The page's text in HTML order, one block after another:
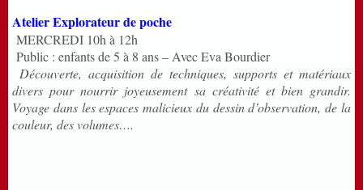
Atelier Explorateur de poche
MERCREDI 10h à 12h
Public : enfants de 5 à 8 ans – Avec Eva Bourdier
Découverte, acquisition de techniques, supports et matériaux
divers pour nourrir joyeusement sa créativité et bien grandir.
Voyage dans les espaces malicieux du dessin d’observation, de la
couleur, des volumes….